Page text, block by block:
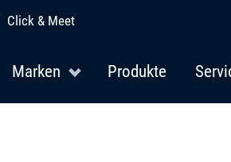
Click & Meet
Marken Produkte